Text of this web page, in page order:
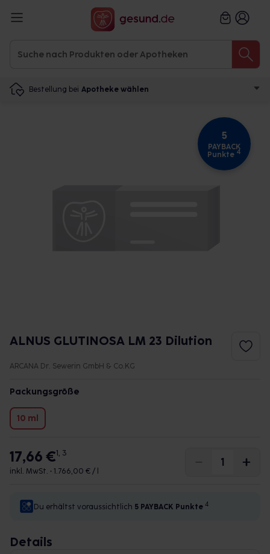
Bestellung bei Apotheke wählen
5
PAYBACK
Punkte 4
ALNUS GLUTINOSA LM 23 Dilution
ARCANA Dr. Sewerin GmbH & Co.KG
Packungsgröße
10 ml
17,66 €1, 3
inkl. MwSt. • 1.766,00 € / l
Du erhältst voraussichtlich 5 PAYBACK Punkte 4
Details